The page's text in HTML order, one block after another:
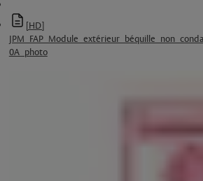
[HD]
0A_photo